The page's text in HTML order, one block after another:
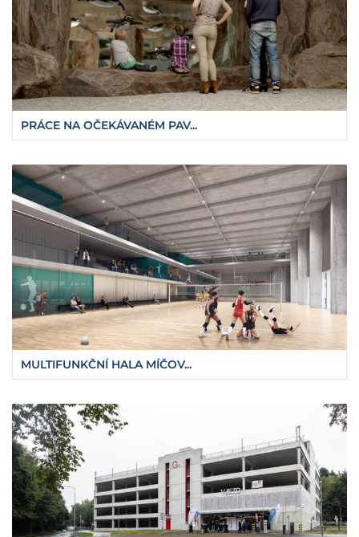
PRÁCE NA OČEKÁVANÉM PAV...
MULTIFUNKČNÍ HALA MÍČOV...